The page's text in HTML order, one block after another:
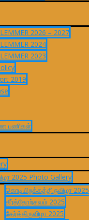
2026 – 2027
2024
2023
2019
பணிகள்
2025 Photo Gallery
கொடியிறக்கத்திருவிழா 2025
தீர்த்தோற்சவம் 2025
தேர்த்திருவிழா 2025